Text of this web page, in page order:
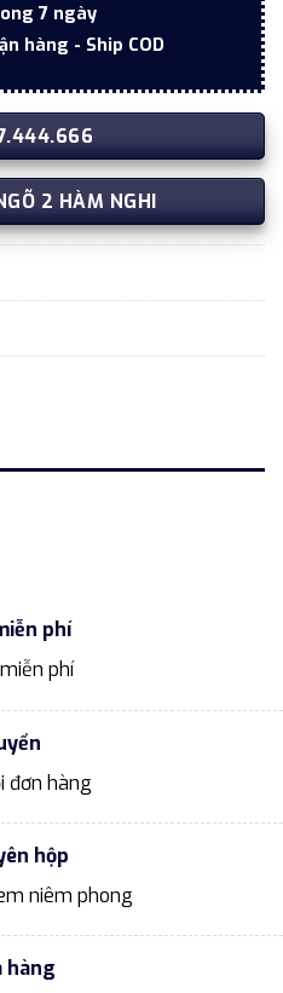
7 ngày
hàng - Ship COD
2 HÀM NGHI
phí
phí
đơn hàng
hộp
niêm phong
hàng